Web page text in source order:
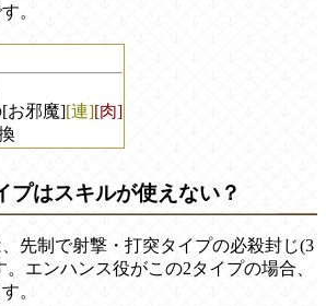
。
お邪魔][連][肉]
プはスキルが使えない？
先制で射撃・打突タイプの必殺封じ(3
エンハンス役がこの2タイプの場合、
。